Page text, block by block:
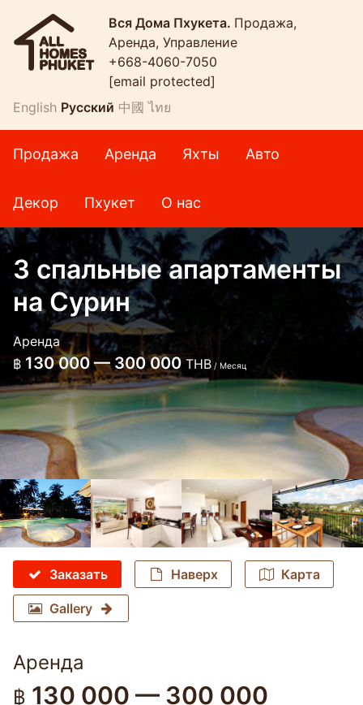
Вся Дома Пхукета. Продажа,
Аренда, Управление
+668-4060-7050
[email protected]
English Русский 中國 ไทย
Продажа Аренда Яхты Авто
Декор Пхукет О нас
3 спальные апартаменты
на Сурин
Аренда
฿ 130 000 — 300 000 THB / Месяц
Заказать Наверх Карта
Gallery
Аренда
฿ 130 000 — 300 000